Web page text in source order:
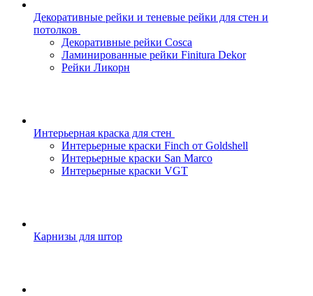
Декоративные рейки и теневые рейки для стен и
потолков
Декоративные рейки Cosca
Ламинированные рейки Finitura Dekor
Рейки Ликорн
Интерьерная краска для стен
Интерьерные краски Finch от Goldshell
Интерьерные краски San Marco
Интерьерные краски VGT
Карнизы для штор